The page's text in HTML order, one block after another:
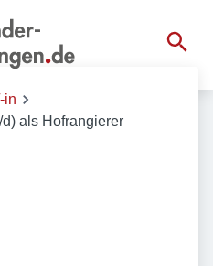
in
als Hofrangierer